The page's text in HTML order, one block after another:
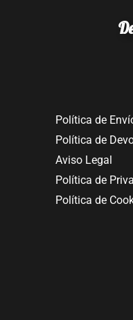
Política de
Política de
Aviso Legal
Política de
Política de